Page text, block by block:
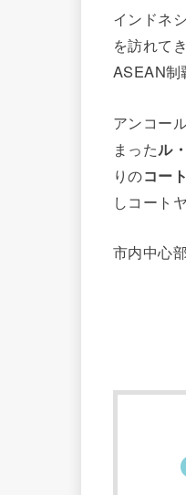
インドネ
を訪れて
ASEAN制
アンコー
まったル
りのコー
しコート
市内中心